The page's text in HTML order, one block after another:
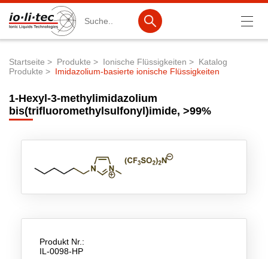
Produktsuche
Ionische Flüssigkeiten
Batteriematerialien
Nanotech & Coatings
3M Products & IoLiTherm
Pfadnavigation
Startseite Produkte Ionische Flüssigkeiten
Katalog
Produkte
Imidazolium-basierte ionische Flüssigkeiten
1-Hexyl-3-methylimidazolium
bis(trifluoromethylsulfonyl)imide, >99%
Produkt Nr.:
IL-0098-HP